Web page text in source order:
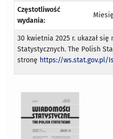
Częstotliwość
wydania:
30 kwietnia 2025 r. ukazał się
Statystycznych. The Polish
stronę https://ws.stat.gov.pl/